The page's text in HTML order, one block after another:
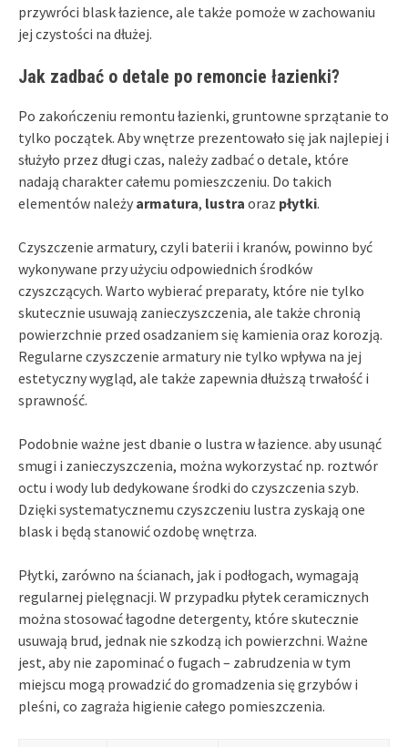
przywróci blask łazience, ale także pomoże w zachowaniu
jej czystości na dłużej.
Jak zadbać o detale po remoncie łazienki?
Po zakończeniu remontu łazienki, gruntowne sprzątanie to
tylko początek. Aby wnętrze prezentowało się jak najlepiej i
służyło przez długi czas, należy zadbać o detale, które
nadają charakter całemu pomieszczeniu. Do takich
elementów należy armatura, lustra oraz płytki.
Czyszczenie armatury, czyli baterii i kranów, powinno być
wykonywane przy użyciu odpowiednich środków
czyszczących. Warto wybierać preparaty, które nie tylko
skutecznie usuwają zanieczyszczenia, ale także chronią
powierzchnie przed osadzaniem się kamienia oraz korozją.
Regularne czyszczenie armatury nie tylko wpływa na jej
estetyczny wygląd, ale także zapewnia dłuższą trwałość i
sprawność.
Podobnie ważne jest dbanie o lustra w łazience. aby usunąć
smugi i zanieczyszczenia, można wykorzystać np. roztwór
octu i wody lub dedykowane środki do czyszczenia szyb.
Dzięki systematycznemu czyszczeniu lustra zyskają one
blask i będą stanowić ozdobę wnętrza.
Płytki, zarówno na ścianach, jak i podłogach, wymagają
regularnej pielęgnacji. W przypadku płytek ceramicznych
można stosować łagodne detergenty, które skutecznie
usuwają brud, jednak nie szkodzą ich powierzchni. Ważne
jest, aby nie zapominać o fugach – zabrudzenia w tym
miejscu mogą prowadzić do gromadzenia się grzybów i
pleśni, co zagraża higienie całego pomieszczenia.